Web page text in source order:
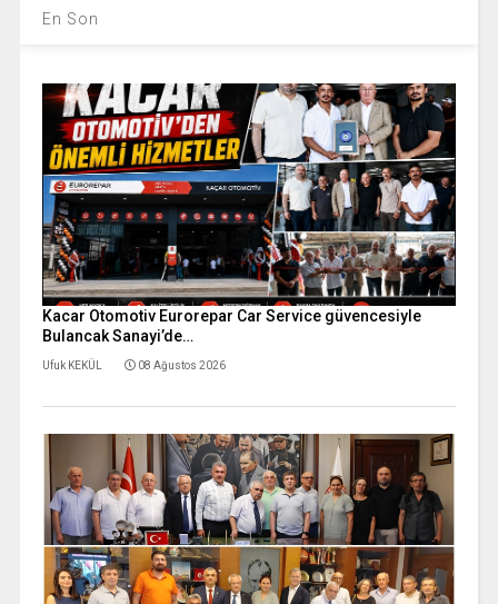
En Son
Kacar Otomotiv Eurorepar Car Service güvencesiyle
Bulancak Sanayi’de…
Ufuk KEKÜL 08 Ağustos 2026